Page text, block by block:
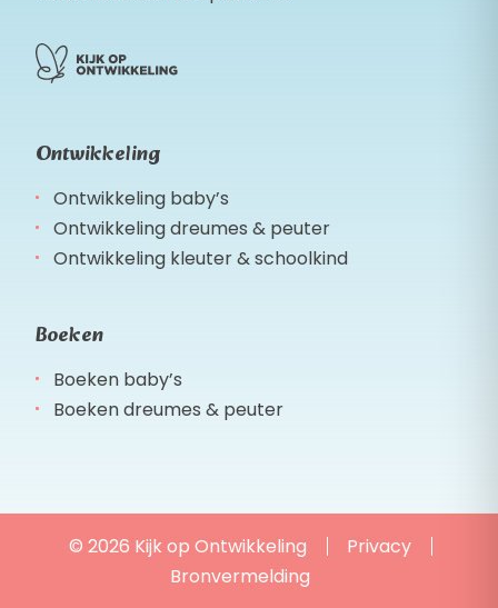
Ontwikkeling
Ontwikkeling baby’s
Ontwikkeling dreumes & peuter
Ontwikkeling kleuter & schoolkind
Boeken
Boeken baby’s
Boeken dreumes & peuter
© 2026 Kijk op Ontwikkeling
Privacy
Bronvermelding